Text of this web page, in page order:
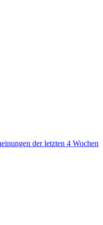
der letzten 4 Wochen